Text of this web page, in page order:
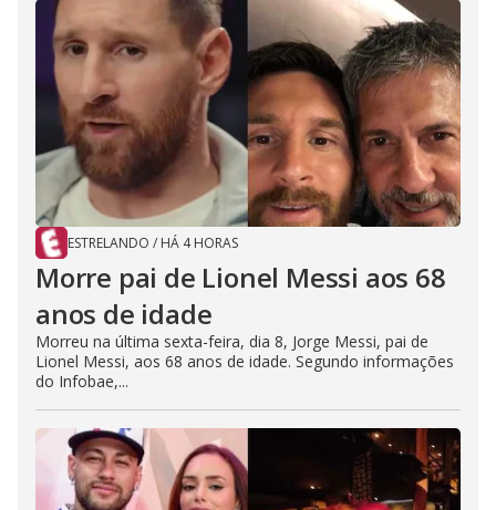
ESTRELANDO / HÁ 4 HORAS
Morre pai de Lionel Messi aos 68
anos de idade
Morreu na última sexta-feira, dia 8, Jorge Messi, pai de
Lionel Messi, aos 68 anos de idade. Segundo informações
do Infobae,...